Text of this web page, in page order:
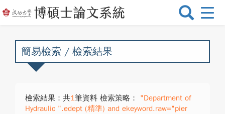
選
換
簡易檢索 / 檢索結果
檢索結果：共1筆資料 檢索策略：
"Department of
Hydraulic ".edept (精準) and ekeyword.raw="pier